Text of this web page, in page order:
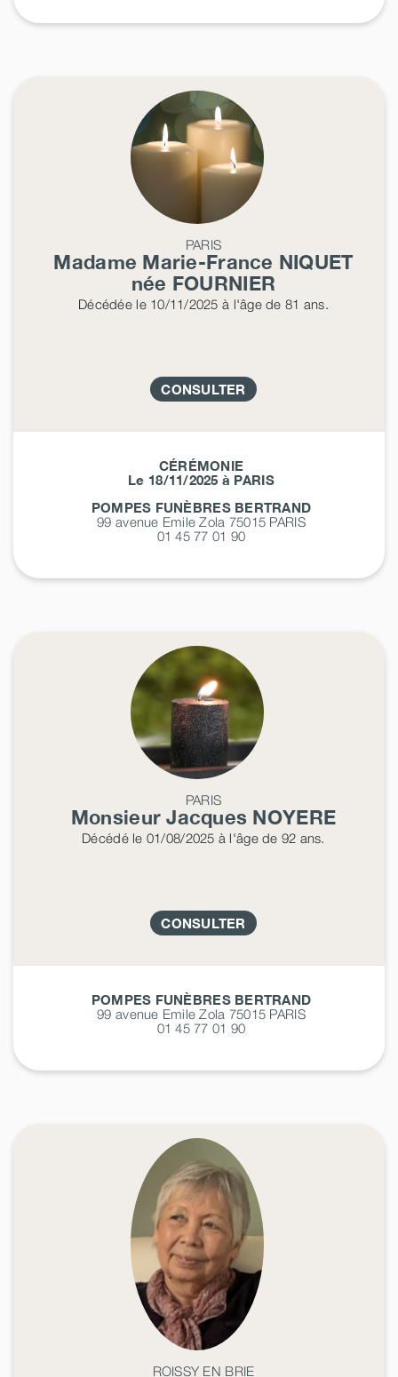
PARIS
Madame Marie-France NIQUET
née FOURNIER
Décédéele 10/11/2025 à l'âge de 81 ans.
CONSULTER
CÉRÉMONIE
Le 18/11/2025 à PARIS
POMPES FUNÈBRES BERTRAND
99 avenue Emile Zola 75015 PARIS
01 45 77 01 90
PARIS
Monsieur Jacques NOYERE
Décédéle 01/08/2025 à l'âge de 92 ans.
CONSULTER
POMPES FUNÈBRES BERTRAND
99 avenue Emile Zola 75015 PARIS
01 45 77 01 90
ROISSY EN BRIE